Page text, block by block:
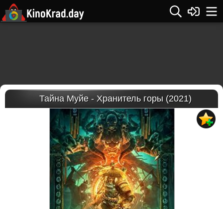
Тайна Муйе - Хранитель горы (2021)